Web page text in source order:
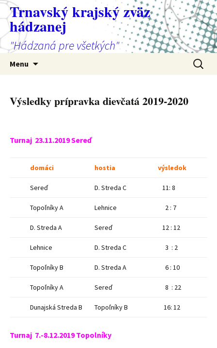
Preskočiť
na
obsah
Trnavský krajský zväz
hádzanej
"Hádzaná pre všetkých"
Menu Hľadať:
Výsledky prípravka dievčatá 2019-2020
Turnaj 23.11.2019 Sereď
domáci hostia výsledok
Sereď D. Streda C 11: 8
Topoľníky A Lehnice 2 : 7
D. Streda A Sereď 12 : 12
Lehnice D. Streda C 3 : 2
Topoľníky B D. Streda A 6 : 10
Topoľníky A Sereď 8 : 22
Dunajská Streda B Topoľníky B 16: 12
Turnaj 7.-8.12.2019 Topolníky